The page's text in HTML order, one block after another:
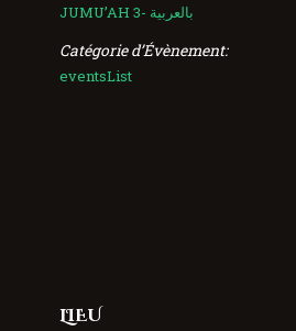
JUMU’AH 3- بالعربية
Catégorie d’Évènement:
eventsList
LIEU